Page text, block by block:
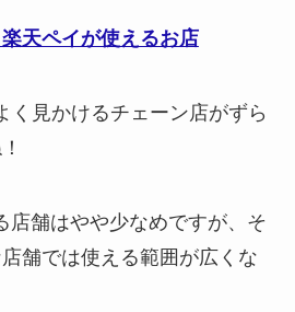
天ペイが使えるお店
く見かけるチェーン店がずら
店舗はやや少なめですが、そ
舗では使える範囲が広くな